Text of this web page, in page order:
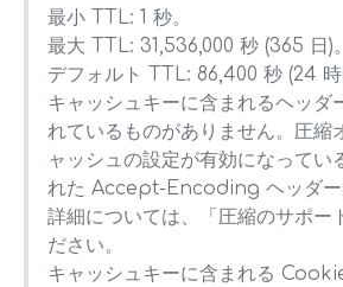
最小 TTL: 1 秒。
最大 TTL: 31,536,000 秒 (365 日)。
デフォルト TTL: 86,400 秒 (24 時
キャッシュキーに含まれるヘッダ
れているものがありません。圧縮
ャッシュの設定が有効になってい
れた Accept-Encoding ヘッダー
詳細については、「圧縮のサポー
ださい。
キャッシュキーに含まれる